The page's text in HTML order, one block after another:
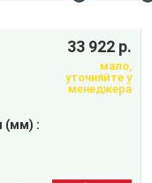
(мм) :
33 922 р.
мало,
уточняйте у
менеджера